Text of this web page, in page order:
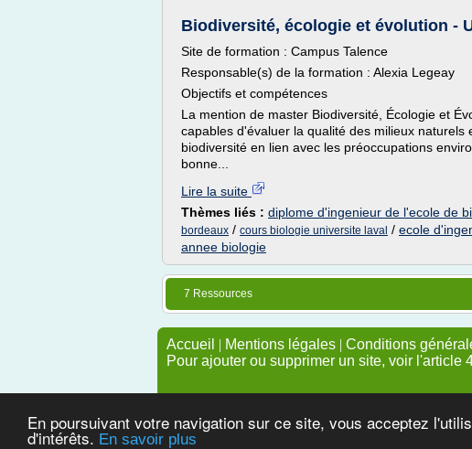
En poursuivant votre navigation sur ce site, vous acceptez
d'intérêts. En savoir plus
Biodiversité, écologie et évolution -
Site de formation : Campus Talence
Responsable(s) de la formation : Alexia Legeay
Objectifs et compétences
La mention de master Biodiversité, Écologie et
capables d'évaluer la qualité des milieux
biodiversité en lien avec les préoccupations
bonne...
Lire la suite
Thèmes liés : diplome d'ingenieur de l'ecole de
bordeaux / cours biologie universite laval / ecole
annee biologie
7 Ressources
Accueil | Mentions légales | Conditions
Pour ajouter ou supprimer un site, voir l'article